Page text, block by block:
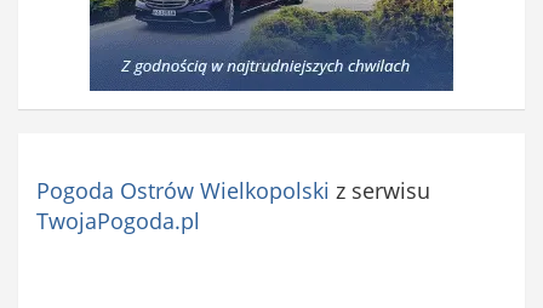
Pogoda Ostrów Wielkopolski z serwisu
TwojaPogoda.pl